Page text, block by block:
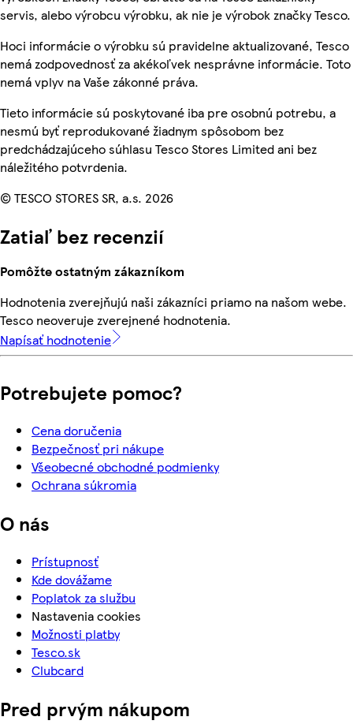
servis, alebo výrobcu výrobku, ak nie je výrobok značky Tesco.
Hoci informácie o výrobku sú pravidelne aktualizované, Tesco
nemá zodpovednosť za akékoľvek nesprávne informácie. Toto
nemá vplyv na Vaše zákonné práva.
Tieto informácie sú poskytované iba pre osobnú potrebu, a
nesmú byť reprodukované žiadnym spôsobom bez
predchádzajúceho súhlasu Tesco Stores Limited ani bez
náležitého potvrdenia.
© TESCO STORES SR, a.s. 2026
Zatiaľ bez recenzií
Pomôžte ostatným zákazníkom
Hodnotenia zverejňujú naši zákazníci priamo na našom webe.
Tesco neoveruje zverejnené hodnotenia.
Napísať hodnotenie
Potrebujete pomoc?
Cena doručenia
Bezpečnosť pri nákupe
Všeobecné obchodné podmienky
Ochrana súkromia
O nás
Prístupnosť
Kde dovážame
Poplatok za službu
Nastavenia cookies
Možnosti platby
Tesco.sk
Clubcard
Pred prvým nákupom